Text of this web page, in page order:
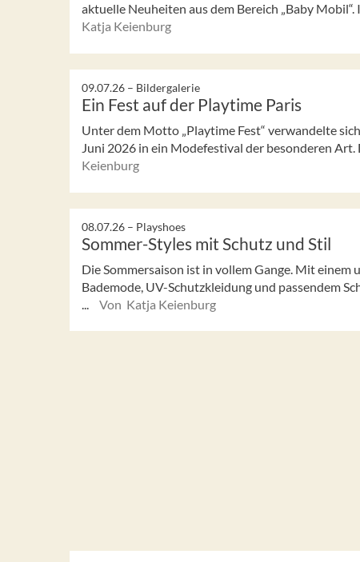
aktuelle Neuheiten aus dem Bereich „Baby
Katja Keienburg
09.07.26 – Bildergalerie
Ein Fest auf der Playtime Paris
Unter dem Motto „Playtime Fest“ verwandelte
Juni 2026 in ein Modefestival der besonderen Art.
Keienburg
08.07.26 – Playshoes
Sommer-Styles mit Schutz und Stil
Die Sommersaison ist in vollem Gange. Mit einem
Bademode, UV-Schutzkleidung und passendem
Von Katja Keienburg